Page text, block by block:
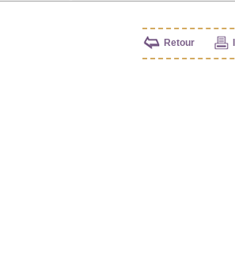
Retour